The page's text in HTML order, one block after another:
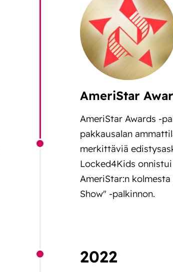
AmeriStar
AmeriStar Awards -
pakkausalan
merkittäviä
Locked4Kids
AmeriStar:n
Show" -palkinnon.
2022